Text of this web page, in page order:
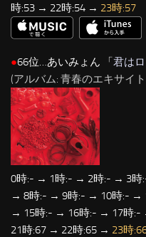
時:53 → 22時:54 → 23時:57
●66位…あいみょん 「君は
(アルバム: 青春のエキサイ
0時:- → 1時:- → 2時:- → 3
→ 8時:- → 9時:- → 10時:- →
→ 15時:- → 16時:- → 17時:-
21時:67 → 22時:65 → 23時